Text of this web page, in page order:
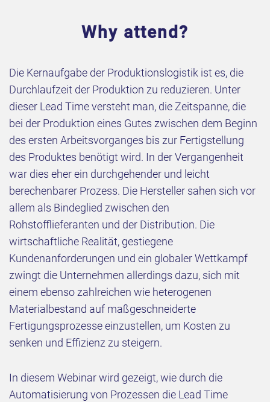
Why attend?
Die Kernaufgabe der Produktionslogistik ist es, die
Durchlaufzeit der Produktion zu reduzieren. Unter
dieser Lead Time versteht man, die Zeitspanne, die
bei der Produktion eines Gutes zwischen dem Beginn
des ersten Arbeitsvorganges bis zur Fertigstellung
des Produktes benötigt wird. In der Vergangenheit
war dies eher ein durchgehender und leicht
berechenbarer Prozess. Die Hersteller sahen sich vor
allem als Bindeglied zwischen den
Rohstofflieferanten und der Distribution. Die
wirtschaftliche Realität, gestiegene
Kundenanforderungen und ein globaler Wettkampf
zwingt die Unternehmen allerdings dazu, sich mit
einem ebenso zahlreichen wie heterogenen
Materialbestand auf maßgeschneiderte
Fertigungsprozesse einzustellen, um Kosten zu
senken und Effizienz zu steigern.
In diesem Webinar wird gezeigt, wie durch die
Automatisierung von Prozessen die Lead Time